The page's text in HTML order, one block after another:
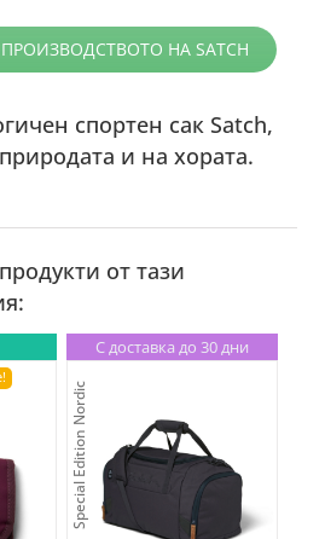
НА SATCH
спортен сак Satch,
и на хората.
от тази
С доставка до 30 дни
Special Edition Nordic